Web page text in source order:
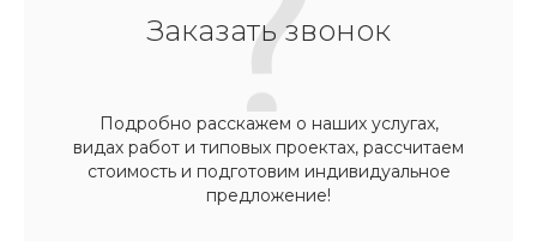
Заказать звонок
Подробно расскажем о наших услугах,
видах работ и типовых проектах, рассчитаем
стоимость и подготовим индивидуальное
предложение!